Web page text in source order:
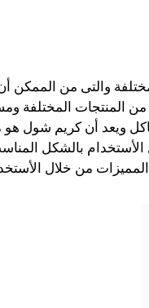
والتى من الممكن
من المنتجات
ويعد أن كريم شول هو
الأستخدام بالشكل
من خلال